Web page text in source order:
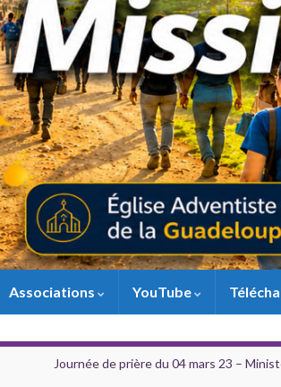
Associations YouTube
Journée de prière du 04 mars 23 –